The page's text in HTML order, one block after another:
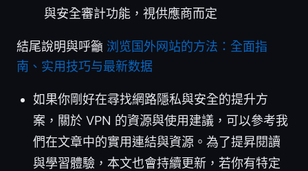
與安全審計功能，視供應商而定
結尾說明與呼籲 浏览国外网站的方法：全面指
南、实用技巧与最新数据
如果你剛好在尋找網路隱私與安全的提升方
案，關於 VPN 的資源與使用建議，可以參考我
們在文章中的實用連結與資源。為了提昇閱讀
與學習體驗，本文也會持續更新，若你有特定